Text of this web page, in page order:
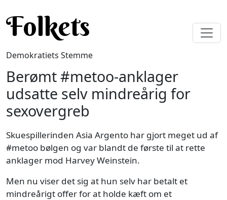
Folkets
Demokratiets Stemme
Berømt #metoo-anklager
udsatte selv mindreårig for
sexovergreb
Skuespillerinden Asia Argento har gjort meget ud af
#metoo bølgen og var blandt de første til at rette
anklager mod Harvey Weinstein.
Men nu viser det sig at hun selv har betalt et
mindreårigt offer for at holde kæft om et